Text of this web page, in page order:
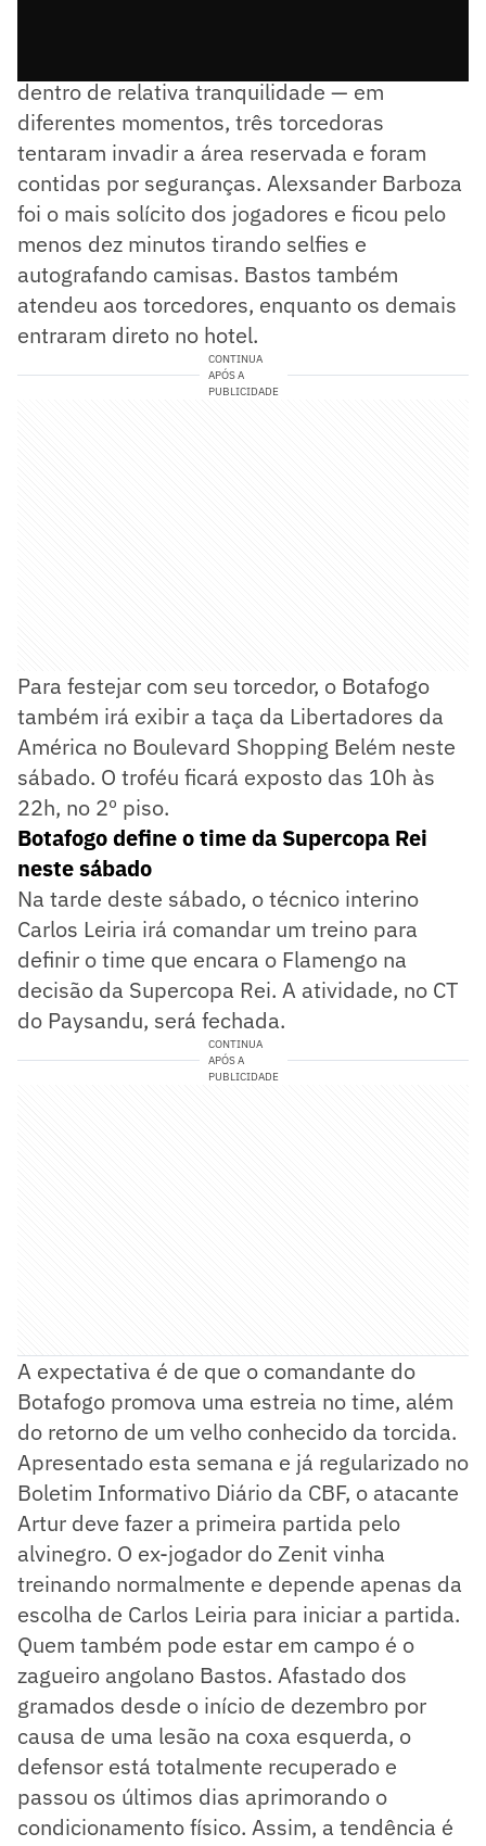
dentro de relativa tranquilidade — em
diferentes momentos, três torcedoras
tentaram invadir a área reservada e foram
contidas por seguranças. Alexsander Barboza
foi o mais solícito dos jogadores e ficou pelo
menos dez minutos tirando selfies e
autografando camisas. Bastos também
atendeu aos torcedores, enquanto os demais
entraram direto no hotel.
CONTINUA
APÓS A
PUBLICIDADE
Para festejar com seu torcedor, o Botafogo
também irá exibir a taça da Libertadores da
América no Boulevard Shopping Belém neste
sábado. O troféu ficará exposto das 10h às
22h, no 2º piso.
Botafogo define o time da Supercopa Rei
neste sábado
Na tarde deste sábado, o técnico interino
Carlos Leiria irá comandar um treino para
definir o time que encara o Flamengo na
decisão da Supercopa Rei. A atividade, no CT
do Paysandu, será fechada.
CONTINUA
APÓS A
PUBLICIDADE
A expectativa é de que o comandante do
Botafogo promova uma estreia no time, além
do retorno de um velho conhecido da torcida.
Apresentado esta semana e já regularizado no
Boletim Informativo Diário da CBF, o atacante
Artur deve fazer a primeira partida pelo
alvinegro. O ex-jogador do Zenit vinha
treinando normalmente e depende apenas da
escolha de Carlos Leiria para iniciar a partida.
Quem também pode estar em campo é o
zagueiro angolano Bastos. Afastado dos
gramados desde o início de dezembro por
causa de uma lesão na coxa esquerda, o
defensor está totalmente recuperado e
passou os últimos dias aprimorando o
condicionamento físico. Assim, a tendência é